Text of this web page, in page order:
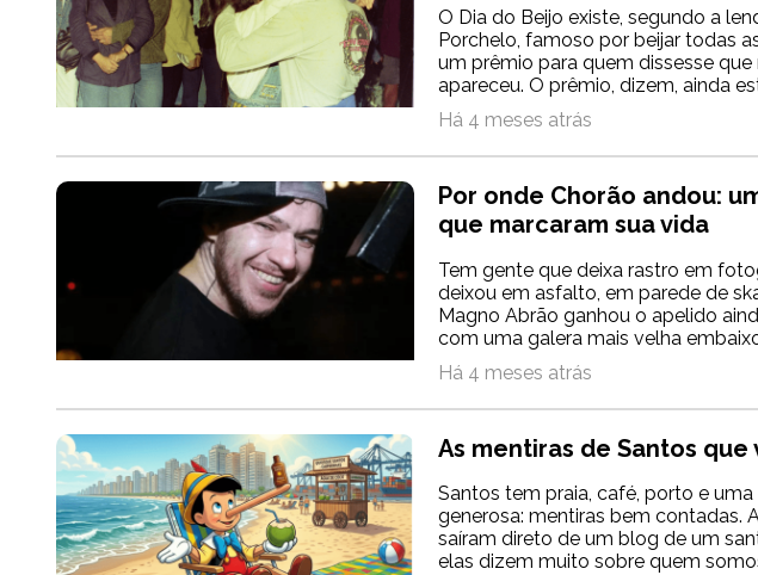
O Dia do Beijo existe, segundo a
Porchelo, famoso por beijar todas
um prêmio para quem dissesse
apareceu. O prêmio, dizem, ainda
Há 4 meses atrás
Por onde Chorão andou:
que marcaram sua vida
Tem gente que deixa rastro em
deixou em asfalto, em parede de
Magno Abrão ganhou o apelido
com uma galera mais velha
Há 4 meses atrás
As mentiras de Santos
Santos tem praia, café, porto e
generosa: mentiras bem contadas.
saíram direto de um blog de um
elas dizem muito sobre quem